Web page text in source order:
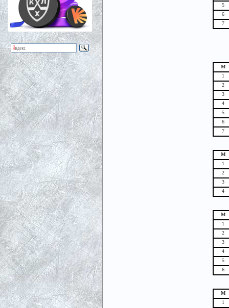
5
6
7
М
1
2
3
4
5
6
7
М
1
2
3
4
М
1
2
3
4
5
6
М
1